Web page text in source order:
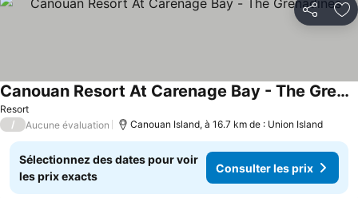
Partager
Resort
Canouan Resort At Carenage Bay - The Grenadines
/ Aucune évaluation Canouan Island, à 16.7 km de : Union Island
Sélectionnez des dates pour voir
les prix exacts
Consulter les prix